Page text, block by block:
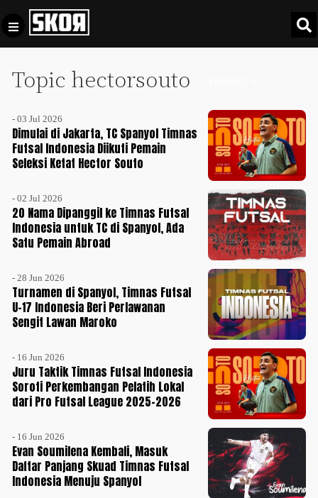
Topic hectorsouto
- 03 Jul 2026
Dimulai di Jakarta, TC Spanyol Timnas
Futsal Indonesia Diikuti Pemain
Seleksi Ketat Hector Souto
- 02 Jul 2026
20 Nama Dipanggil ke Timnas Futsal
Indonesia untuk TC di Spanyol, Ada
Satu Pemain Abroad
- 28 Jun 2026
Turnamen di Spanyol, Timnas Futsal
U-17 Indonesia Beri Perlawanan
Sengit Lawan Maroko
- 16 Jun 2026
Juru Taktik Timnas Futsal Indonesia
Soroti Perkembangan Pelatih Lokal
dari Pro Futsal League 2025-2026
- 16 Jun 2026
Evan Soumilena Kembali, Masuk
Daftar Panjang Skuad Timnas Futsal
Indonesia Menuju Spanyol
Football +
Culture +
Timnas
Indonesia
SPECIAL
Video
Privacy
Pedoman
Pemberitaan
Media
Disclaimer
Tentang